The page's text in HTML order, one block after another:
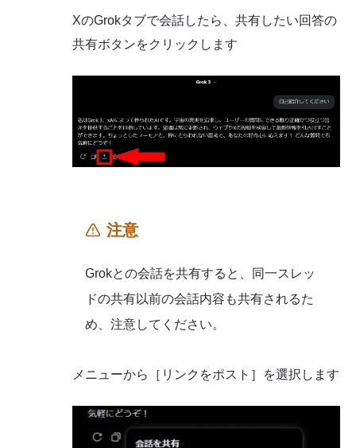
XのGrokタブで会話したら、共有したい回答の
共有ボタンをクリックします
注意
Grokとの会話を共有すると、同一スレッ
ドの共有以前の会話内容も共有されるた
め、注意してください。
メニューから［リンクをポスト］を選択します